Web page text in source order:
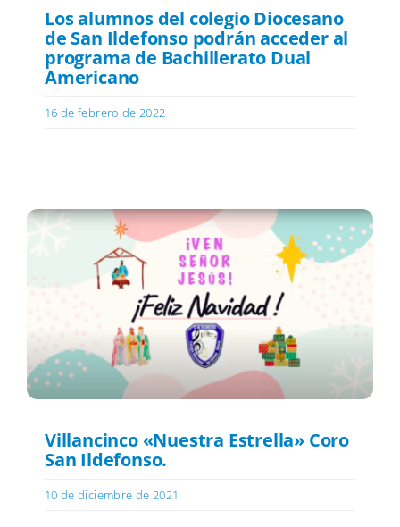
Los alumnos del colegio Diocesano
de San Ildefonso podrán acceder al
programa de Bachillerato Dual
Americano
16 de febrero de 2022
Villancinco «Nuestra Estrella» Coro
San Ildefonso.
10 de diciembre de 2021